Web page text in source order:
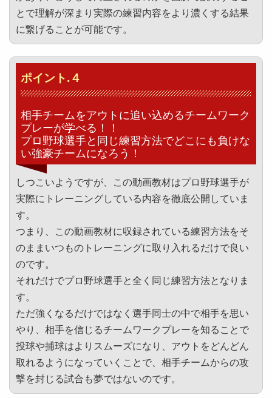
とで理解が深まり実際の練習内容をより濃くする結果
に繋げることが可能です。
ポイント.４
相手チームをアウトに追い込めるチームワーク
プレーが学べる！！
プロ野球選手と同じ練習方法でどこにも負けな
い強豪チームになろう！
しつこいようですが、この動画教材はプロ野球選手が
実際にトレーニングしている内容を徹底公開していま
す。
つまり、この動画教材に収録されている練習方法をそ
のままいつものトレーニングに取り入れるだけで良い
のです。
それだけでプロ野球選手と全く同じ練習方法となりま
す。
ただ強くなるだけではなく選手同士の中で相手を思い
やり、相手を信じるチームワークプレーを知ることで
投球や捕球はよりスムーズになり、アウトをどんどん
取れるようになっていくことで、相手チームからの攻
撃を封じる試合も夢ではないのです。